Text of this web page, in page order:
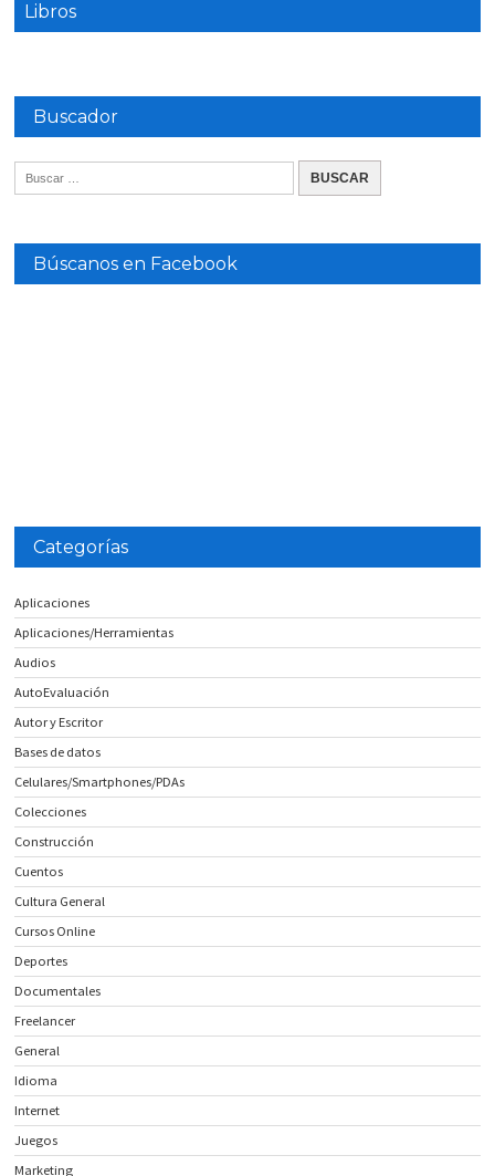
Libros
Buscador
Búscanos en Facebook
Categorías
Aplicaciones
Aplicaciones/Herramientas
Audios
AutoEvaluación
Autor y Escritor
Bases de datos
Celulares/Smartphones/PDAs
Colecciones
Construcción
Cuentos
Cultura General
Cursos Online
Deportes
Documentales
Freelancer
General
Idioma
Internet
Juegos
Marketing